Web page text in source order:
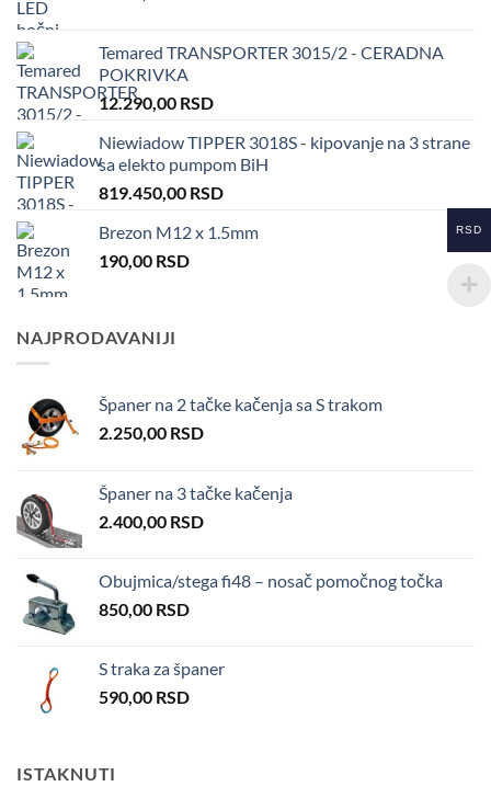
Temared TRANSPORTER 3015/2 - CERADNA
POKRIVKA
12.290,00 RSD
Niewiadow TIPPER 3018S - kipovanje na 3 strane
sa elekto pumpom BiH
819.450,00 RSD
Brezon M12 x 1.5mm
190,00 RSD
NAJPRODAVANIJI
Španer na 2 tačke kačenja sa S trakom
2.250,00 RSD
Španer na 3 tačke kačenja
2.400,00 RSD
Obujmica/stega fi48 – nosač pomočnog točka
850,00 RSD
S traka za španer
590,00 RSD
ISTAKNUTI
RSD